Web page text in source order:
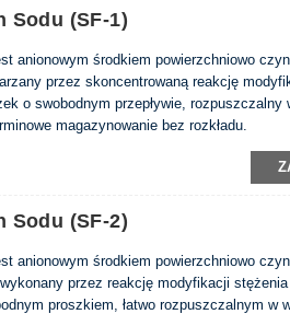
Sodu (SF-1)
anionowym środkiem powierzchniowo
przez skoncentrowaną reakcję
o swobodnym przepływie, rozpuszczalny
magazynowanie bez rozkładu.
Sodu (SF-2)
anionowym środkiem powierzchniowo
przez reakcję modyfikacji
proszkiem, łatwo rozpuszczalnym w